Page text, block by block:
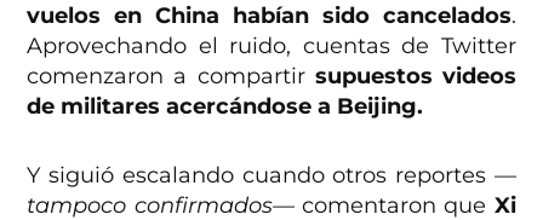
vuelos en China habían sido cancelados.
Aprovechando el ruido, cuentas de Twitter
comenzaron a compartir supuestos videos
de militares acercándose a Beijing.
Y siguió escalando cuando otros reportes —
tampoco confirmados—comentaron que Xi